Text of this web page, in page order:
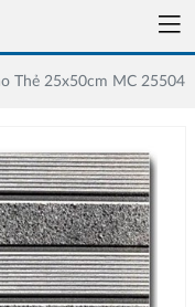
Thẻ 25x50cm MC 25504